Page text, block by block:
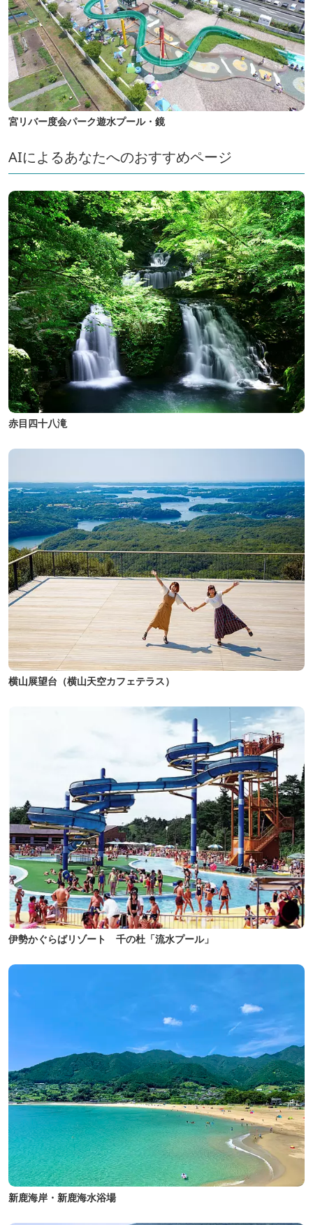
宮リバー度会パーク遊水プール・鏡
AIによるあなたへのおすすめページ
赤目四十八滝
横山展望台（横山天空カフェテラス）
伊勢かぐらばリゾート 千の杜「流水プール」
新鹿海岸・新鹿海水浴場